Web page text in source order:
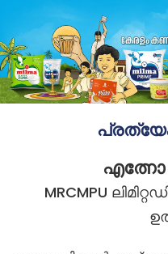
എത്നോ
MRCMPU